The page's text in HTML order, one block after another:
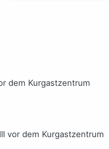
dem Kurgastzentrum
vor dem Kurgastzentrum